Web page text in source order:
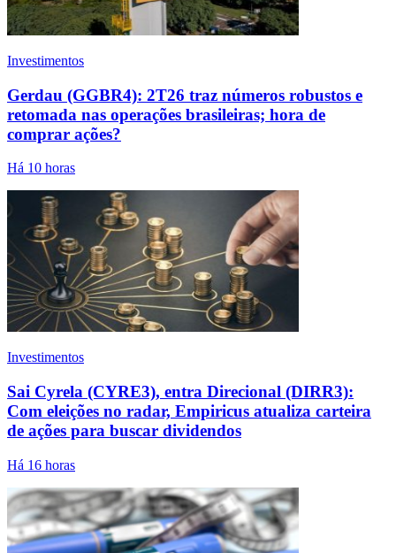
Investimentos
Gerdau (GGBR4): 2T26 traz números robustos e
retomada nas operações brasileiras; hora de
comprar ações?
Há 10 horas
Investimentos
Sai Cyrela (CYRE3), entra Direcional (DIRR3):
Com eleições no radar, Empiricus atualiza carteira
de ações para buscar dividendos
Há 16 horas